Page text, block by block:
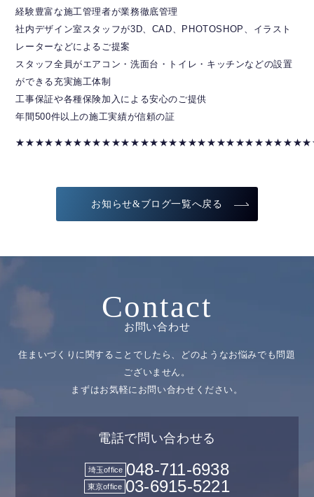
経験豊富な施工管理者が業務徹底管理
社内デザイン室スタッフが3D、CAD、PHOTOSHOP、イラスト
レーターなどによるご提案
スタッフ全員がエアコン・洗面台・トイレ・キッチンなどの設置
ができる充実施工体制
工事保証や各種保険加入による安心のご提供
年間500件以上の施工実績が信頼の証
お知らせ&ブログ一覧へ戻る
Contact
お問い合わせ
住まいづくりに関することでしたら、どのようなお悩みでも問題
ございません。
まずはお気軽にお問い合わせください。
電話で問い合わせる
埼玉office 048-711-6938
東京office 03-6915-5221